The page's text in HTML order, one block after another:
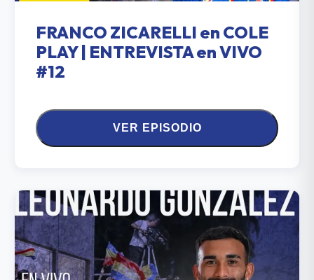
FRANCO ZICARELLI en COLE
PLAY | ENTREVISTA en VIVO
#12
VER EPISODIO